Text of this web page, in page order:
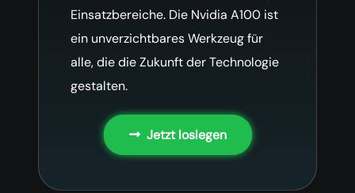
Einsatzbereiche. Die Nvidia A100 ist
ein unverzichtbares Werkzeug für
alle, die die Zukunft der Technologie
gestalten.
Jetzt loslegen